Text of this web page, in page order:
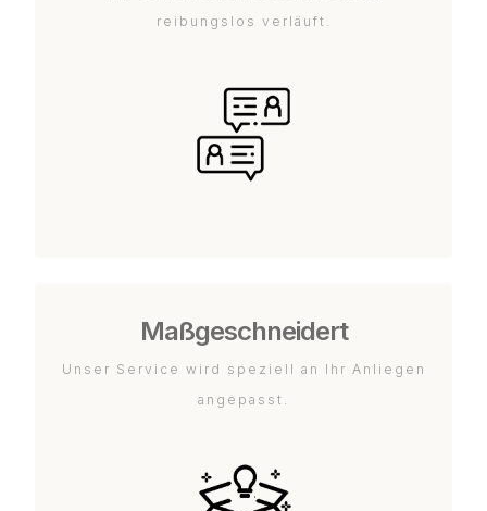
reibungslos verläuft.
Maßgeschneidert
Unser Service wird speziell an Ihr Anliegen
angepasst.